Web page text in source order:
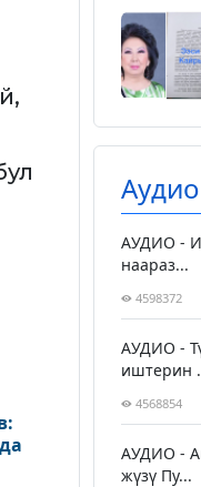
АУДИО -
наараз...
4598372
АУДИО -
иштерин
4568854
АУДИО -
жүзү Пу...